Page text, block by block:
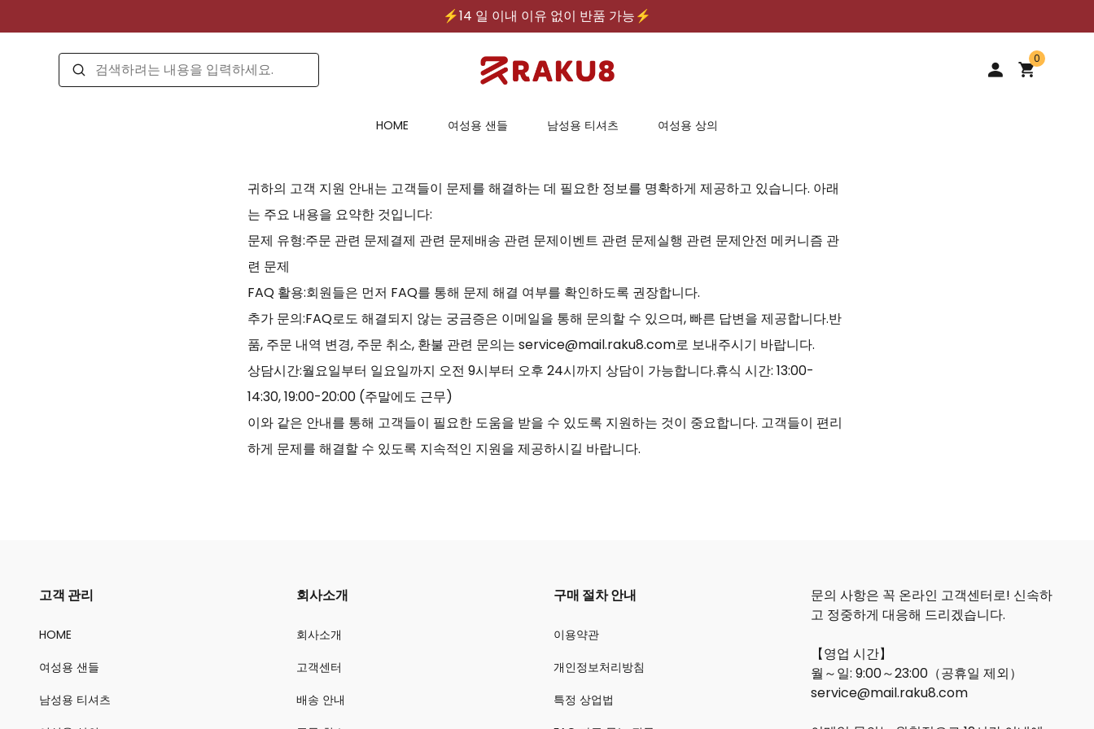
⚡️14 일 이내 이유 없이 반품 가능⚡️
0
HOME 여성용 샌들 남성용 티셔츠 여성용 상의
귀하의 고객 지원 안내는 고객들이 문제를 해결하는 데 필요한 정보를 명확하게 제공하고 있습니다. 아래
는 주요 내용을 요약한 것입니다:
문제 유형:주문 관련 문제결제 관련 문제배송 관련 문제이벤트 관련 문제실행 관련 문제안전 메커니즘 관
련 문제
FAQ 활용:회원들은 먼저 FAQ를 통해 문제 해결 여부를 확인하도록 권장합니다.
추가 문의:FAQ로도 해결되지 않는 궁금증은 이메일을 통해 문의할 수 있으며, 빠른 답변을 제공합니다.반
품, 주문 내역 변경, 주문 취소, 환불 관련 문의는 service@mail.raku8.com로 보내주시기 바랍니다.
상담시간:월요일부터 일요일까지 오전 9시부터 오후 24시까지 상담이 가능합니다.휴식 시간: 13:00-
14:30, 19:00-20:00 (주말에도 근무)
이와 같은 안내를 통해 고객들이 필요한 도움을 받을 수 있도록 지원하는 것이 중요합니다. 고객들이 편리
하게 문제를 해결할 수 있도록 지속적인 지원을 제공하시길 바랍니다.
고객 관리
HOME
여성용 샌들
남성용 티셔츠
회사소개
회사소개
고객센터
배송 안내
구매 절차 안내
이용약관
개인정보처리방침
특정 상업법
문의 사항은 꼭 온라인 고객센터로! 신속하
고 정중하게 대응해 드리겠습니다.
【영업 시간】
월～일: 9:00～23:00（공휴일 제외）
service@mail.raku8.com